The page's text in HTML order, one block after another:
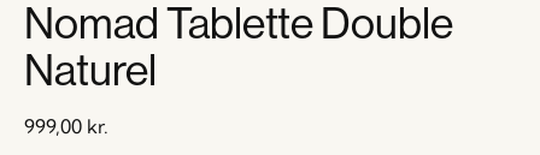
Nomad Tablette Double
Naturel
999,00 kr.